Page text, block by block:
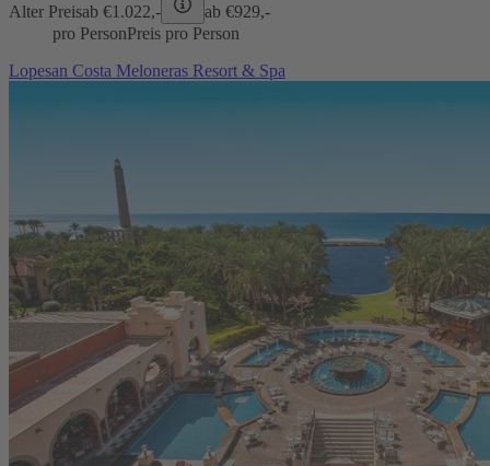
Alter Preisab €1.022,- ab €929,-
pro PersonPreis pro Person
Lopesan Costa Meloneras Resort & Spa